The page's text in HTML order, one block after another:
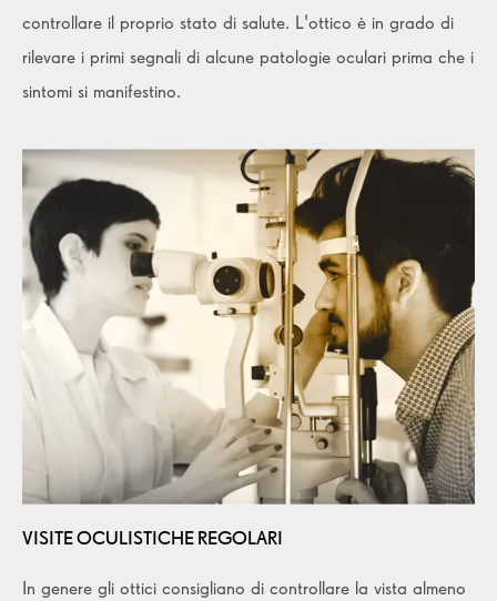
controllare il proprio stato di salute. L'ottico è in grado di
rilevare i primi segnali di alcune patologie oculari prima che i
sintomi si manifestino.
VISITE OCULISTICHE REGOLARI
In genere gli ottici consigliano di controllare la vista almeno